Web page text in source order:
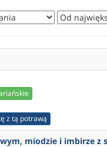
z tą potrawą
miodzie i imbirze z